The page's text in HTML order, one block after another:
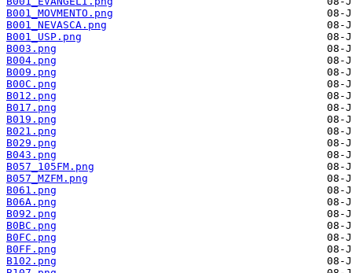
B001_MOVMENTO.png
B001_NEVASCA.png
B001_USP.png
B003.png
B004.png
B009.png
B00C.png
B012.png
B017.png
B019.png
B021.png
B029.png
B043.png
B057_105FM.png
B057_MZFM.png
B061.png
B06A.png
B092.png
B0BC.png
B0FC.png
B0FF.png
B102.png